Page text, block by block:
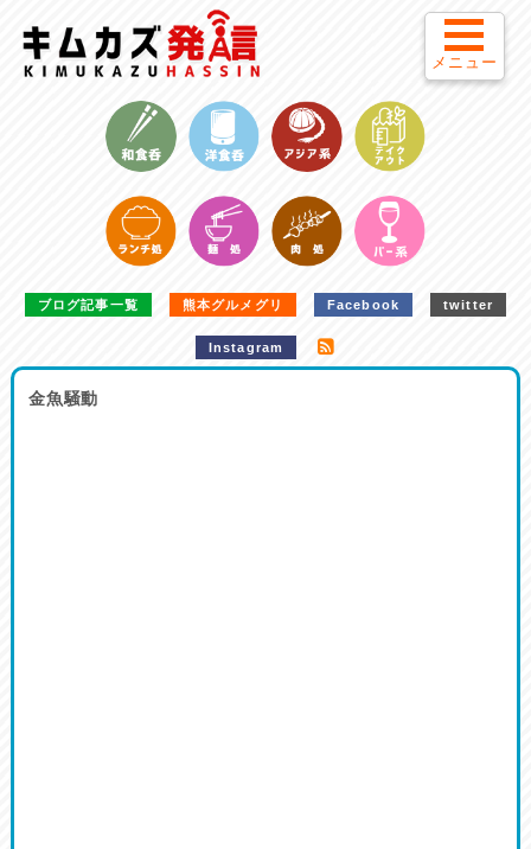
ブログ記事一覧 熊本グルメグリ Facebook twitter
Instagram
金魚騒動
メニュー